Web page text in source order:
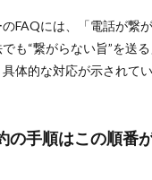
FAQには、「電話が繋
も“繋がらない旨”を送
体的な対応が示されてい
の手順はこの順番